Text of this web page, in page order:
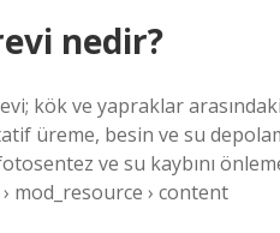
nedir?
kök ve yapraklar
üreme, besin ve su
ve su kaybını
mod_resource › content